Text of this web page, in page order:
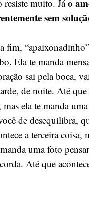
resiste muito. Jáo
sem
fim,
Ela te manda
sai pela boca,
de noite. Até
ela te manda
de desequilibra,
a terceira coisa,
uma foto
Até que